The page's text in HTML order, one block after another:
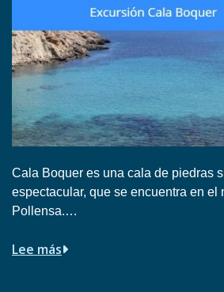
Cala Boquer es una cala de piedras
espectacular, que se encuentra en el
Pollensa.…
Lee más